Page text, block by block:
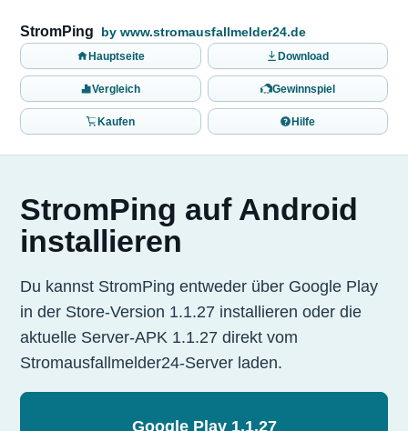
StromPing by www.stromausfallmelder24.de
Hauptseite Download
Vergleich Gewinnspiel
Kaufen Hilfe
StromPing auf Android
installieren
Du kannst StromPing entweder über Google Play
in der Store-Version 1.1.27 installieren oder die
aktuelle Server-APK 1.1.27 direkt vom
Stromausfallmelder24-Server laden.
Google Play 1.1.27